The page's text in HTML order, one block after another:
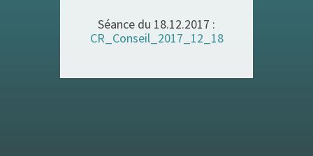
Séance du 18.12.2017 :
CR_Conseil_2017_12_18